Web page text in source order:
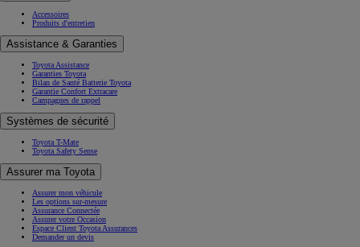
Accessoires
Produits d'entretien
Assistance & Garanties
Toyota Assistance
Garanties Toyota
Bilan de Santé Batterie Toyota
Garantie Confort Extracare
Campagnes de rappel
Systèmes de sécurité
Toyota T-Mate
Toyota Safety Sense
Assurer ma Toyota
Assurer mon véhicule
Les options sur-mesure
Assurance Connectée
Assurer votre Occasion
Espace Client Toyota Assurances
Demander un devis